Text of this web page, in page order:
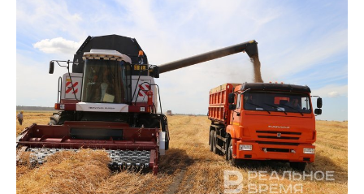
КОМУ ПРИНАДЛЕЖАТ
ТОРГОВЫЕ ЦЕНТРЫ
ТАТАРСТАНА
БЮДЖЕТ
ИНВЕСТИЦИИ
МАШИНОСТРОЕНИЕ
НЕФТЕХИМИЯ
НЕФТЬ
ОПК
ЭНЕРГЕТИКА
НОВОСТИ АВТО
НОВОСТИ БИЗНЕСА
РОЗНИЧНАЯ ТОРГОВЛЯ
ТРАНСПОРТ
УСЛУГИ
ТЕХНОЛОГИИ
НОВОСТИ ТЕХНОЛОГИЙ
IT
МЕДИА
МЕРОПРИЯТИЯ
НОВОСТИ МЕРОПРИЯТИЙ
ВЫЕЗДНАЯ РЕДАКЦИЯ
СПОРТ
НОВОСТИ СПОРТА
ОБЩЕСТВО